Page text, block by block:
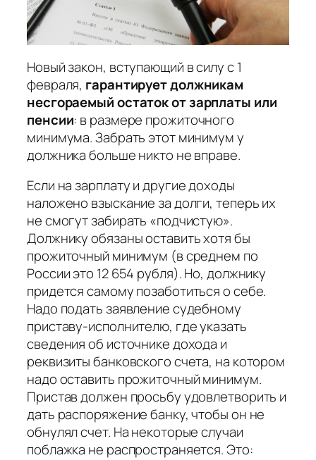
Новый закон, вступающий в силу с 1
февраля, гарантирует должникам
несгораемый остаток отзарплаты или
пенсии: в размере прожиточного
минимума. Забрать этот минимум у
должника больше никто не вправе.
Если на зарплату и другие доходы
наложено взыскание за долги, теперь их
не смогут забирать «подчистую».
Должнику обязаны оставить хотя бы
прожиточный минимум (в среднем по
России это 12 654 рубля). Но, должнику
придется самому позаботиться о себе.
Надо подать заявление судебному
приставу-исполнителю, где указать
сведения об источнике дохода и
реквизиты банковского счета, на котором
надо оставить прожиточный минимум.
Пристав должен просьбу удовлетворить и
дать распоряжение банку, чтобы он не
обнулял счет. На некоторые случаи
поблажка не распространяется. Это: